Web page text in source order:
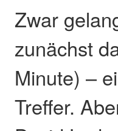
Zwar
zunächst
Minute) –
Treffer.